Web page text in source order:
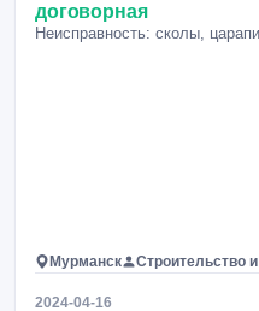
договорная
Неисправность: сколы,
Мурманск Строительство
2024-04-16